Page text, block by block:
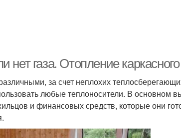
нет газа. Отопление
за счет неплохих
любые теплоносители. В основном
и финансовых средств, которые они